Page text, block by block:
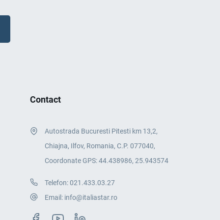
Contact
Autostrada Bucuresti Pitesti km 13,2,
Chiajna, Ilfov, Romania, C.P. 077040,
Coordonate GPS: 44.438986, 25.943574
Telefon:021.433.03.27
Email: info@italiastar.ro